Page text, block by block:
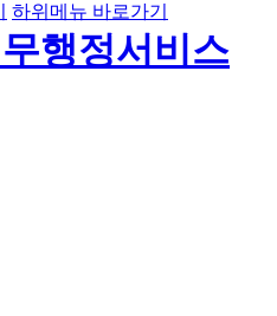
하위메뉴 바로가기